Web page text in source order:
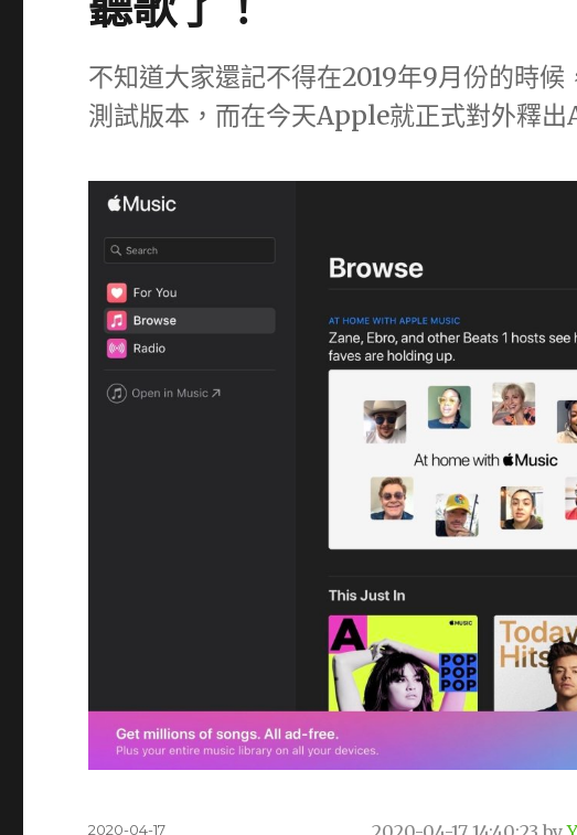
不知道大家還記不得在2019年9月份的時
測試版本，而在今天Apple就正式對外釋
發
2020-04-17